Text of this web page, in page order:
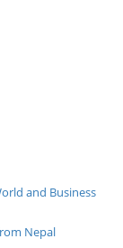
and Business
Nepal